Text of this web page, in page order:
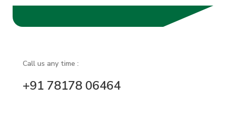
Call us any time :
+91 78178 06464